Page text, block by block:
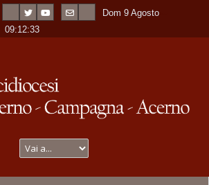
Dom 9 Agosto
-09:12:33